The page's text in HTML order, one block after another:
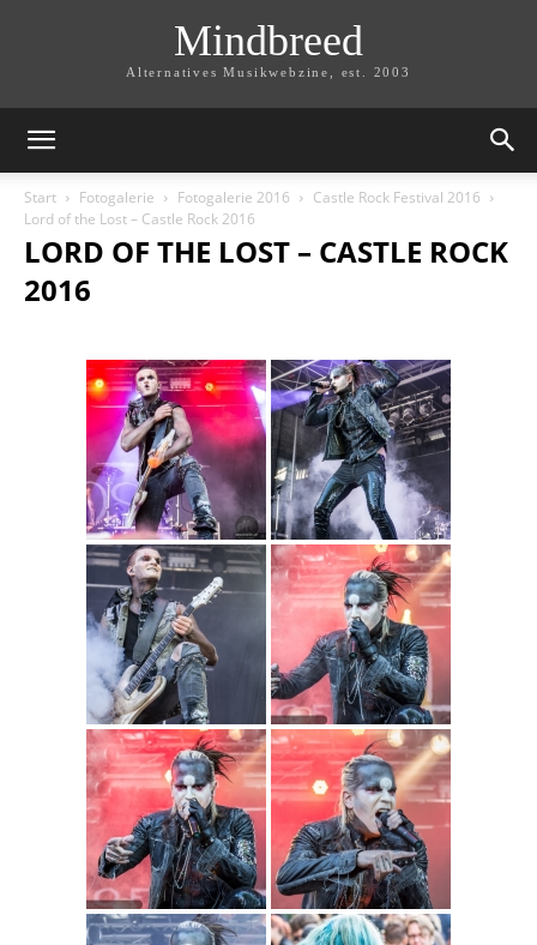
Mindbreed
Alternatives Musikwebzine, est. 2003
Start Fotogalerie Fotogalerie 2016
Castle Rock Festival 2016
Lord of the Lost – Castle Rock 2016
LORD OF THE LOST – CASTLE ROCK
2016